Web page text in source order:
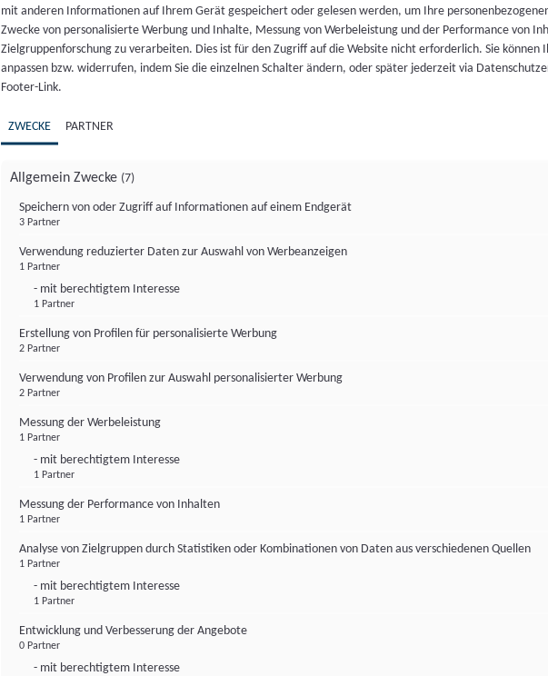
mit anderen Informationen auf Ihrem Gerät gespeichert oder gelesen werden, um Ihre
Zwecke von personalisierte Werbung und Inhalte, Messung von Werbeleistung und der Performance von
Zielgruppenforschung zu verarbeiten. Dies ist für den Zugriff auf die Website nicht erforderlich. Sie können
anpassen bzw. widerrufen, indem Sie die einzelnen Schalter ändern, oder später jederzeit via
Footer-Link.
ZWECKE PARTNER
Allgemein Zwecke (7)
Speichern von oder Zugriff auf Informationen auf einem Endgerät
3 Partner
Verwendung reduzierter Daten zur Auswahl von Werbeanzeigen
1 Partner
- mit berechtigtem Interesse
1 Partner
Erstellung von Profilen für personalisierte Werbung
2 Partner
Verwendung von Profilen zur Auswahl personalisierter Werbung
2 Partner
Messung der Werbeleistung
1 Partner
- mit berechtigtem Interesse
1 Partner
Messung der Performance von Inhalten
1 Partner
Analyse von Zielgruppen durch Statistiken oder Kombinationen von Daten aus verschiedenen Quellen
1 Partner
- mit berechtigtem Interesse
1 Partner
Entwicklung und Verbesserung der Angebote
0 Partner
- mit berechtigtem Interesse